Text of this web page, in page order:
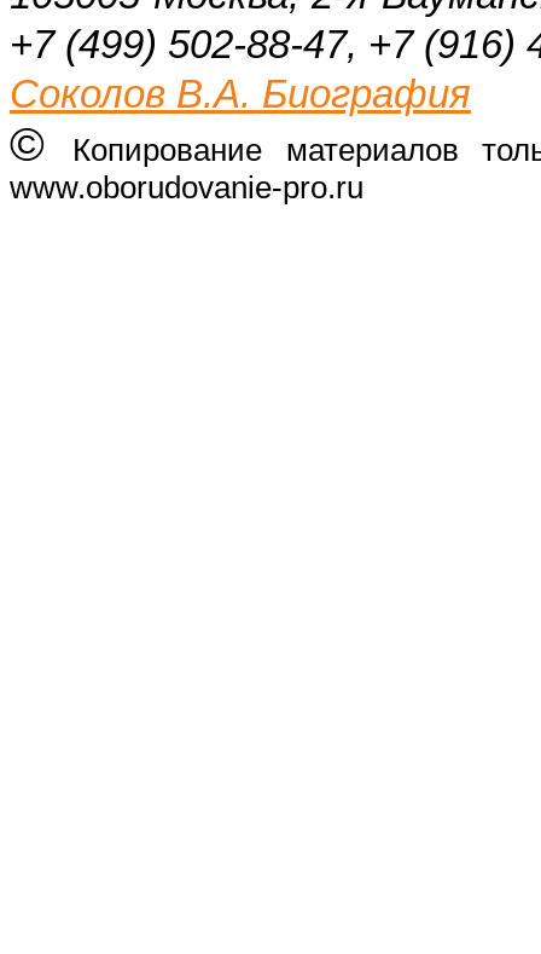
+7 (499) 502-88-47, +7 (916)
Соколов В.А. Биография
©
Копирование материалов
www.oborudovanie-pro.ru